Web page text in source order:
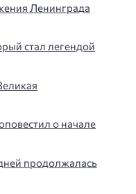
Ленинграда
стал легендой
о начале
продолжалась